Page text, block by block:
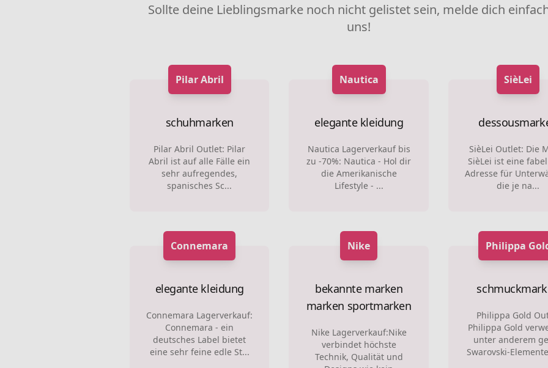
Sollte deine Lieblingsmarke noch nicht gelistet sein, melde dich
uns!
Pilar Abril
schuhmarken
Pilar Abril Outlet: Pilar
Abril ist auf alle Fälle ein
sehr aufregendes,
spanisches Sc...
Nautica
elegante kleidung
Nautica Lagerverkauf bis
zu -70%: Nautica - Hol dir
die Amerikanische
Lifestyle - ...
SièLei
SièLei Outlet: Die
SièLei ist eine
Adresse für
die je na...
Connemara
elegante kleidung
Connemara Lagerverkauf:
Connemara - ein
deutsches Label bietet
eine sehr feine edle St...
Nike
bekannte marken
marken sportmarken
Nike Lagerverkauf:Nike
verbindet höchste
Technik, Qualität und
Philippa
Philippa Gold
Philippa Gold
unter anderem
Swarovski-